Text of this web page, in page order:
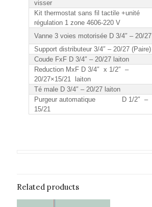
visser
Kit thermostat sans fil tactile +unité
régulation 1 zone 4606-220 V
Vanne 3 voies motorisée D 3/4″ – 20/27
Support distributeur 3/4″ – 20/27 (Paire)
Coude FxF D 3/4″ – 20/27 laiton
Reduction MxF D 3/4″ x 1/2″ –
20/27×15/21 laiton
Té male D 3/4″ – 20/27 laiton
Purgeur automatique D 1/2″ –
15/21
Related products